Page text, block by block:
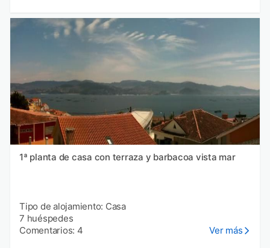
1ª planta de casa con terraza y barbacoa vista mar
Tipo de alojamiento: Casa
7 huéspedes
Comentarios: 4
Ver más